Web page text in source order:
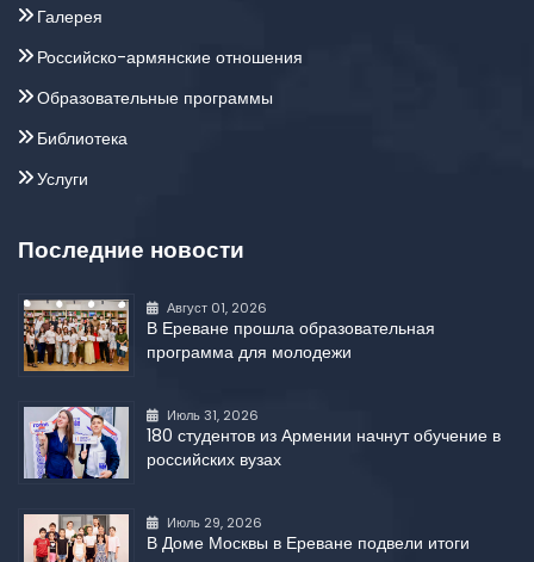
Галерея
Российско-армянские отношения
Образовательные программы
Библиотека
Услуги
Последние новости
Август 01, 2026
В Ереване прошла образовательная
программа для молодежи
Июль 31, 2026
180 студентов из Армении начнут обучение в
российских вузах
Июль 29, 2026
В Доме Москвы в Ереване подвели итоги